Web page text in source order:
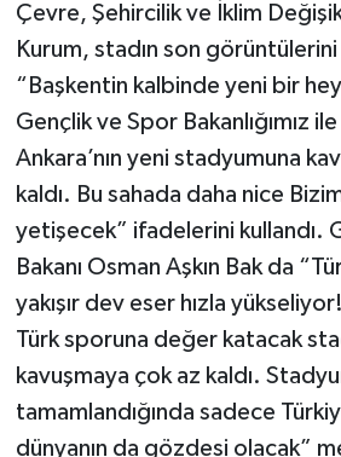
Çevre, Şehircilik ve İklim
Kurum, stadın son
“Başkentin kalbinde yeni bir
Gençlik ve Spor Bakanlığımız
Ankara’nın yeni stadyumuna
kaldı. Bu sahada daha nice
yetişecek” ifadelerini kullandı.
Bakanı Osman Aşkın Bak da
yakışır dev eser hızla
Türk sporuna değer katacak
kavuşmaya çok az kaldı.
tamamlandığında sadece
dünyanın da gözdesi olacak”